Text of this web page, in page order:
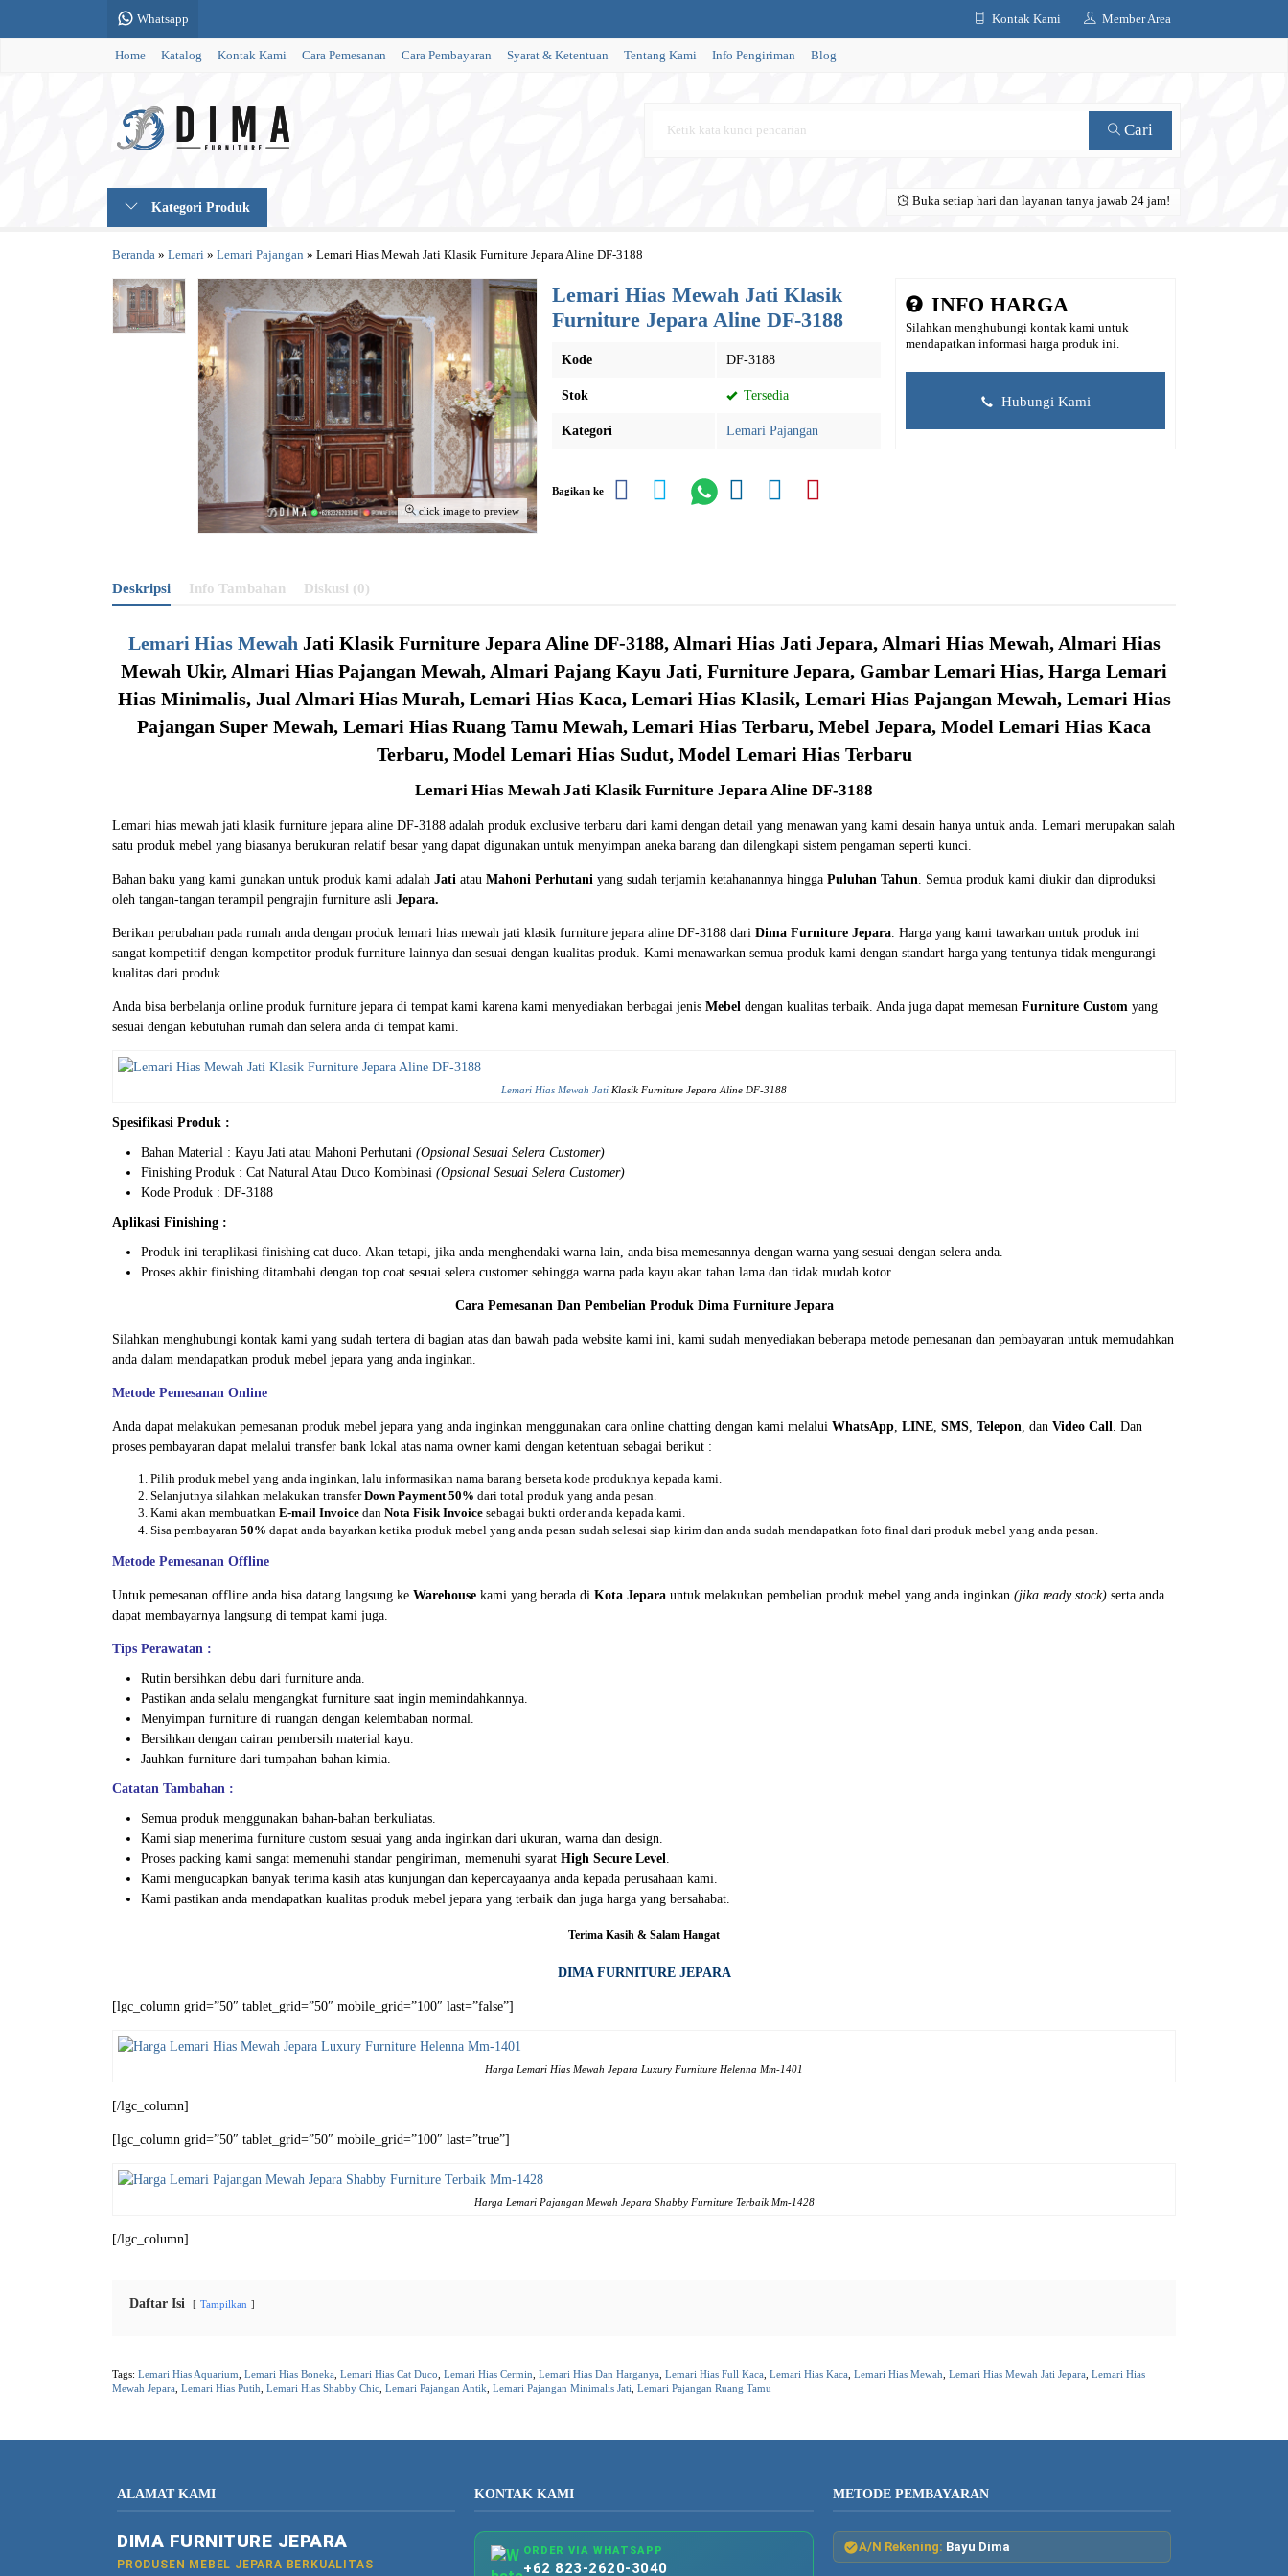
Whatsapp Kontak Kami Member Area
Home Katalog Kontak Kami Cara Pemesanan Cara Pembayaran Syarat & Ketentuan Tentang Kami Info Pengiriman Blog
Cari
Kategori Produk Buka setiap hari dan layanan tanya jawab 24 jam!
Beranda » Lemari » Lemari Pajangan » Lemari Hias Mewah Jati Klasik Furniture Jepara Aline DF-3188
click image to preview
Lemari Hias Mewah Jati Klasik
Furniture Jepara Aline DF-3188
Kode DF-3188
Stok Tersedia
Kategori Lemari Pajangan
INFO HARGA
Silahkan menghubungi kontak kami untuk
mendapatkan informasi harga produk ini.
Hubungi Kami
Bagikan ke
Deskripsi Info Tambahan Diskusi (0)
Lemari Hias Mewah Jati Klasik Furniture Jepara Aline DF-3188, Almari Hias Jati Jepara, Almari Hias Mewah, Almari Hias
Mewah Ukir, Almari Hias Pajangan Mewah, Almari Pajang Kayu Jati, Furniture Jepara, Gambar Lemari Hias, Harga Lemari
Hias Minimalis, Jual Almari Hias Murah, Lemari Hias Kaca, Lemari Hias Klasik, Lemari Hias Pajangan Mewah, Lemari Hias
Pajangan Super Mewah, Lemari Hias Ruang Tamu Mewah, Lemari Hias Terbaru, Mebel Jepara, Model Lemari Hias Kaca
Terbaru, Model Lemari Hias Sudut, Model Lemari Hias Terbaru
Lemari Hias Mewah Jati Klasik Furniture Jepara Aline DF-3188
Lemari hias mewah jati klasik furniture jepara aline DF-3188 adalah produk exclusive terbaru dari kami dengan detail yang menawan yang kami desain hanya untuk anda. Lemari merupakan salah
satu produk mebel yang biasanya berukuran relatif besar yang dapat digunakan untuk menyimpan aneka barang dan dilengkapi sistem pengaman seperti kunci.
Bahan baku yang kami gunakan untuk produk kami adalah Jati atau Mahoni Perhutani yang sudah terjamin ketahanannya hingga Puluhan Tahun . Semua produk kami diukir dan diproduksi
oleh tangan-tangan terampil pengrajin furniture asli Jepara.
Berikan perubahan pada rumah anda dengan produk lemari hias mewah jati klasik furniture jepara aline DF-3188 dari Dima Furniture Jepara . Harga yang kami tawarkan untuk produk ini
sangat kompetitif dengan kompetitor produk furniture lainnya dan sesuai dengan kualitas produk. Kami menawarkan semua produk kami dengan standart harga yang tentunya tidak mengurangi
kualitas dari produk.
Anda bisa berbelanja online produk furniture jepara di tempat kami karena kami menyediakan berbagai jenis Mebel dengan kualitas terbaik. Anda juga dapat memesan Furniture Custom yang
sesuai dengan kebutuhan rumah dan selera anda di tempat kami.
Lemari Hias Mewah Jati Klasik Furniture Jepara Aline DF-3188
Spesifikasi Produk :
Bahan Material : Kayu Jati atau Mahoni Perhutani (Opsional Sesuai Selera Customer)
Finishing Produk : Cat Natural Atau Duco Kombinasi (Opsional Sesuai Selera Customer)
Kode Produk : DF-3188
Aplikasi Finishing :
Produk ini teraplikasi finishing cat duco. Akan tetapi, jika anda menghendaki warna lain, anda bisa memesannya dengan warna yang sesuai dengan selera anda.
Proses akhir finishing ditambahi dengan top coat sesuai selera customer sehingga warna pada kayu akan tahan lama dan tidak mudah kotor.
Cara Pemesanan Dan Pembelian Produk Dima Furniture Jepara
Silahkan menghubungi kontak kami yang sudah tertera di bagian atas dan bawah pada website kami ini, kami sudah menyediakan beberapa metode pemesanan dan pembayaran untuk memudahkan
anda dalam mendapatkan produk mebel jepara yang anda inginkan.
Metode Pemesanan Online
Anda dapat melakukan pemesanan produk mebel jepara yang anda inginkan menggunakan cara online chatting dengan kami melalui WhatsApp, LINE, SMS, Telepon, dan Video Call. Dan
proses pembayaran dapat melalui transfer bank lokal atas nama owner kami dengan ketentuan sebagai berikut :
Pilih produk mebel yang anda inginkan, lalu informasikan nama barang berseta kode produknya kepada kami.
Selanjutnya silahkan melakukan transferDown Payment 50% dari total produk yang anda pesan.
Kami akan membuatkan E-mail Invoice dan Nota Fisik Invoice sebagai bukti order anda kepada kami.
Sisa pembayaran 50% dapat anda bayarkan ketika produk mebel yang anda pesan sudah selesai siap kirim dan anda sudah mendapatkan foto final dari produk mebel yang anda pesan.
Metode Pemesanan Offline
Untuk pemesanan offline anda bisa datang langsung ke Warehouse kami yang berada di Kota Jepara untuk melakukan pembelian produk mebel yang anda inginkan (jika ready stock) serta anda
dapat membayarnya langsung di tempat kami juga.
Tips Perawatan :
Rutin bersihkan debu dari furniture anda.
Pastikan anda selalu mengangkat furniture saat ingin memindahkannya.
Menyimpan furniture di ruangan dengan kelembaban normal.
Bersihkan dengan cairan pembersih material kayu.
Jauhkan furniture dari tumpahan bahan kimia.
Catatan Tambahan :
Semua produk menggunakan bahan-bahan berkuliatas.
Kami siap menerima furniture custom sesuai yang anda inginkan dari ukuran, warna dan design.
Proses packing kami sangat memenuhi standar pengiriman, memenuhi syarat High Secure Level
Kami mengucapkan banyak terima kasih atas kunjungan dan kepercayaanya anda kepada perusahaan kami.
Kami pastikan anda mendapatkan kualitas produk mebel jepara yang terbaik dan juga harga yang bersahabat.
Terima Kasih & Salam Hangat
DIMA FURNITURE JEPARA
[lgc_column grid=”50″ tablet_grid=”50″ mobile_grid=”100″ last=”false”]
Harga Lemari Hias Mewah Jepara Luxury Furniture Helenna Mm-1401
[/lgc_column]
[lgc_column grid=”50″ tablet_grid=”50″ mobile_grid=”100″ last=”true”]
Harga Lemari Pajangan Mewah Jepara Shabby Furniture Terbaik Mm-1428
[/lgc_column]
Daftar Isi Tampilkan
Tags: Lemari Hias Aquarium Lemari Hias Boneka Lemari Hias Cat Duco Lemari Hias Cermin Lemari Hias Dan Harganya Lemari Hias Full Kaca Lemari Hias Kaca Lemari Hias Mewah Lemari Hias Mewah Jati Jepara Lemari Hias
Mewah Jepara Lemari Hias Putih Lemari Hias Shabby Chic Lemari Pajangan Antik Lemari Pajangan Minimalis Jati Lemari Pajangan Ruang Tamu
ALAMAT KAMI
DIMA FURNITURE JEPARA
PRODUSEN MEBEL JEPARA BERKUALITAS
KONTAK KAMI
ORDER VIA WHATSAPP
+62 823-2620-3040
METODE PEMBAYARAN
A/N Rekening: Bayu Dima